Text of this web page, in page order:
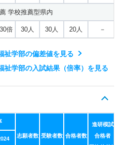
学校推薦型県内
倍 30人 30人 20人 －
祉学部の偏差値を見る
祉学部の入試結果（倍率）を見る
志願者数 受験者数 合格者数
進研模試
合格者